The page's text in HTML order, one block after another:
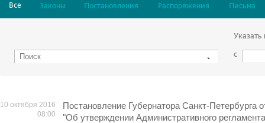
Все Законы Постановления Распоряжения Письма
Указать
с
10 октября 2016
08:00
Постановление Губернатора Санкт-Петербурга
"Об утверждении Административного